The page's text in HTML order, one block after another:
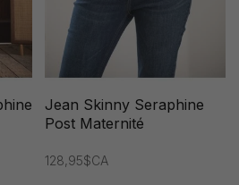
Jean Skinny Seraphine
Post Maternité
128,95$CA